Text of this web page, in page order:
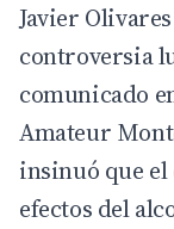
Javier
controversia
comunicado
Amateur
insinuó que
efectos del